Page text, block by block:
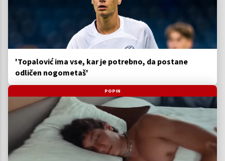
'Topalović ima vse, kar je potrebno, da postane
odličen nogometaš'
POPIN